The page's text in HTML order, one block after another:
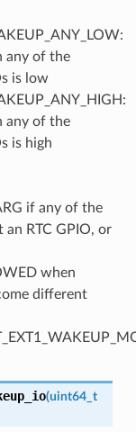
any of the
is low
any of the
is high
if any of the
an RTC GPIO, or
when
different
(uint64_t